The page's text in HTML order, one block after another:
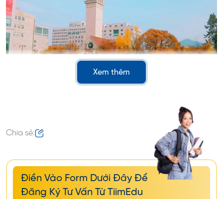
Chương trình cử nhân của Đại
Đại học Sejong cung cấp các chương trình cử
nhân chất lượng cao, trong đó nổi bật nhất là
ngành Quản trị Nhà hàng Khách sạn và Du lịch
Xem thêm
Chia sẻ:
Điền Vào Form Dưới Đây Để
Đăng Ký Tư Vấn Từ TiimEdu